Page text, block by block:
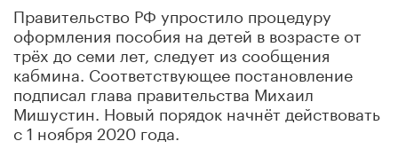
Правительство РФ упростило процедуру
оформления пособия на детей в возрасте от
трёх до семи лет, следует из сообщения
кабмина. Соответствующее постановление
подписал глава правительства Михаил
Мишустин. Новый порядок начнёт действовать
с 1 ноября 2020 года.